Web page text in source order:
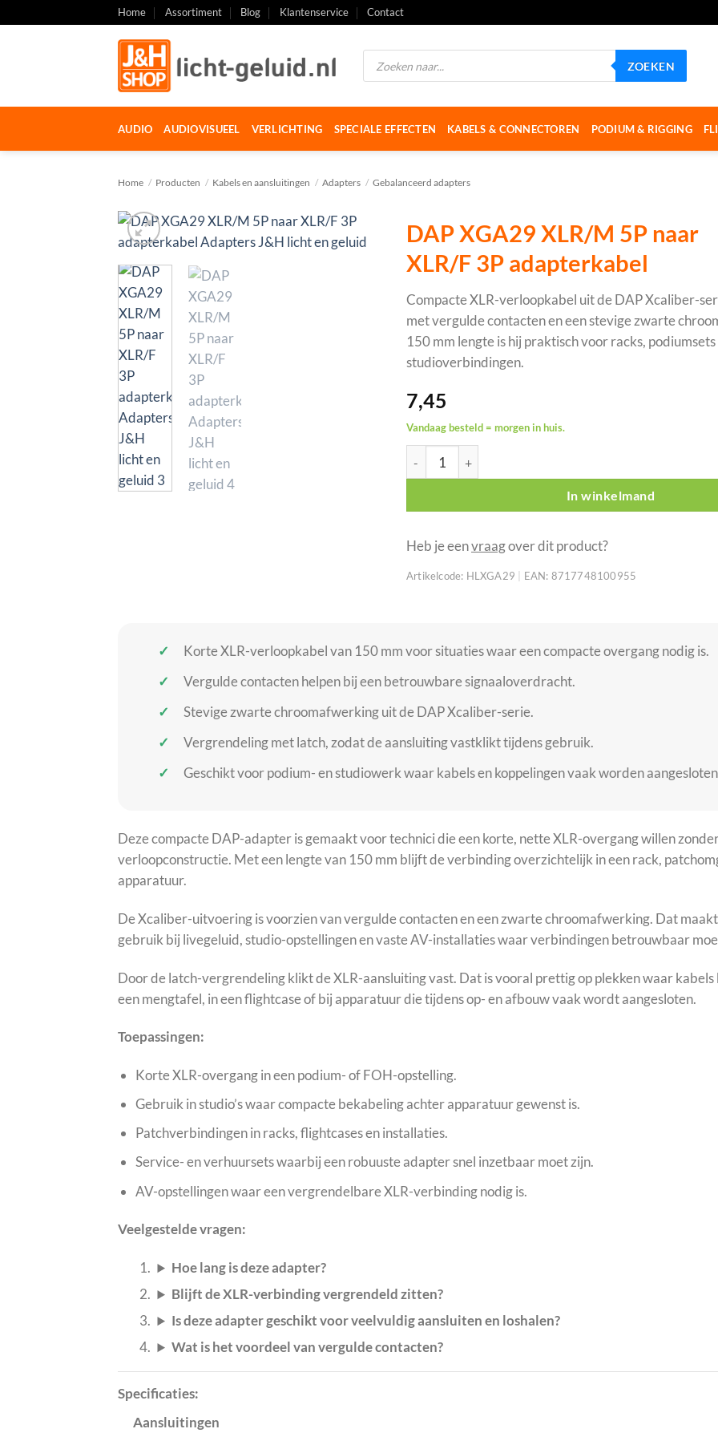
naar
Home Assortiment Blog Klantenservice Contact
Producten
zoeken
ZOEKEN
AUDIO AUDIOVISUEEL VERLICHTING SPECIALE EFFECTEN KABELS & CONNECTOREN PODIUM & RIGGING
Home / Producten / Kabels en aansluitingen / Adapters / Gebalanceerd adapters
DAP XGA29 XLR/M 5P naar
XLR/F 3P adapterkabel
Compacte XLR-verloopkabel uit de DAP Xcaliber-
met vergulde contacten en een stevige zwarte
150 mm lengte is hij praktisch voor racks, podiumsets
studioverbindingen.
7,45
Vandaag besteld = morgen in huis.
DAP XGA29 XLR/M 5P naar XLR/F 3P adapterkabel
In winkelmand
Heb je eenvraagover dit product?
Artikelcode: HLXGA29 EAN: 8717748100955
Korte XLR-verloopkabel van 150 mm voor situaties waar een compacte overgang nodig is.
Vergulde contacten helpen bij een betrouwbare signaaloverdracht.
Stevige zwarte chroomafwerking uit de DAP Xcaliber-serie.
Vergrendeling met latch, zodat de aansluiting vastklikt tijdens gebruik.
Geschikt voor podium- en studiowerk waar kabels en koppelingen vaak worden
Deze compacte DAP-adapter is gemaakt voor technici die een korte, nette XLR-overgang willen
verloopconstructie. Met een lengte van 150 mm blijft de verbinding overzichtelijk in een rack,
apparatuur.
De Xcaliber-uitvoering is voorzien van vergulde contacten en een zwarte chroomafwerking. Dat
gebruik bij livegeluid, studio-opstellingen en vaste AV-installaties waar verbindingen betrouwbaar
Door de latch-vergrendeling klikt de XLR-aansluiting vast. Dat is vooral prettig op plekken waar
een mengtafel, in een flightcase of bij apparatuur die tijdens op- en afbouw vaak wordt aangesloten.
Toepassingen:
Korte XLR-overgang in een podium- of FOH-opstelling.
Gebruik in studio’s waar compacte bekabeling achter apparatuur gewenst is.
Patchverbindingen in racks, flightcases en installaties.
Service- en verhuursets waarbij een robuuste adapter snel inzetbaar moet zijn.
AV-opstellingen waar een vergrendelbare XLR-verbinding nodig is.
Veelgestelde vragen:
Hoe lang is deze adapter?
Blijft de XLR-verbinding vergrendeld zitten?
Is deze adapter geschikt voor veelvuldig aansluiten en loshalen?
Wat is het voordeel van vergulde contacten?
Specificaties:
Aansluitingen